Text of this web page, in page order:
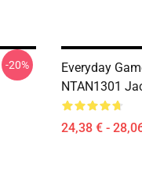
-20%
Everyday
NTAN1301
24,38 € -